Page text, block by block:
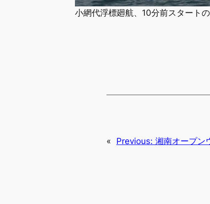
小網代浮標廻航、10分前スタート
« Previous: 湘南オープン